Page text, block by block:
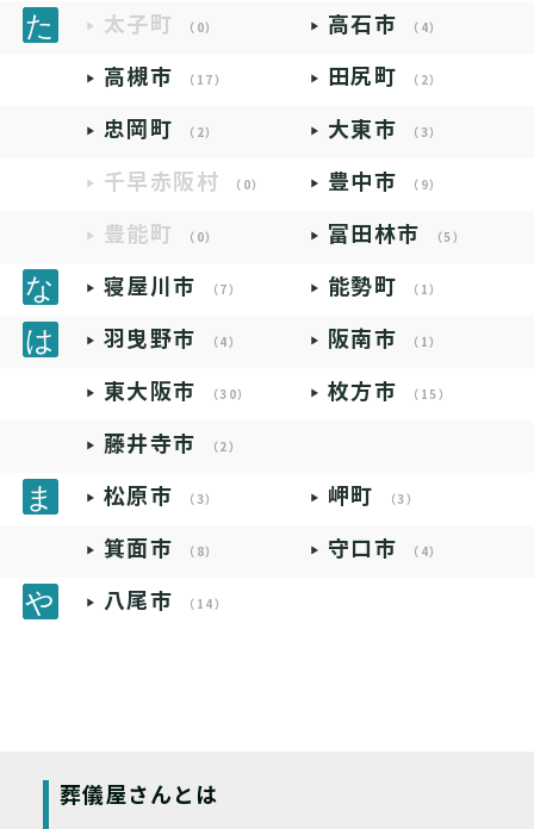
太子町 （0） 高石市 （4）
高槻市 （17） 田尻町 （2）
忠岡町 （2） 大東市 （3）
千早赤阪村 （0） 豊中市 （9）
豊能町 （0） 富田林市 （5）
寝屋川市 （7） 能勢町 （1）
羽曳野市 （4） 阪南市 （1）
東大阪市 （30） 枚方市 （15）
藤井寺市 （2）
松原市 （3） 岬町 （3）
箕面市 （8） 守口市 （4）
八尾市 （14）
葬儀屋さんとは